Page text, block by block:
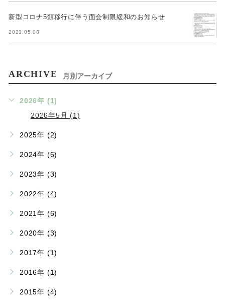
新型コロナ5類移行に伴う面会制限緩和のお知らせ
2023.05.08
ARCHIVE 月別アーカイブ
2026年 (1)
2026年5月 (1)
2025年 (2)
2024年 (6)
2023年 (3)
2022年 (4)
2021年 (6)
2020年 (3)
2017年 (1)
2016年 (1)
2015年 (4)